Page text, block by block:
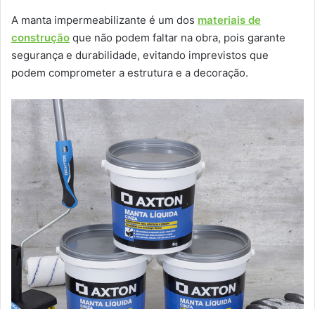
A manta impermeabilizante é um dos materiais de
construção que não podem faltar na obra, pois garante
segurança e durabilidade, evitando imprevistos que
podem comprometer a estrutura e a decoração.